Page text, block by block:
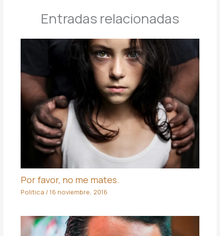
Entradas relacionadas
Por favor, no me mates.
Politica / 16 noviembre, 2016